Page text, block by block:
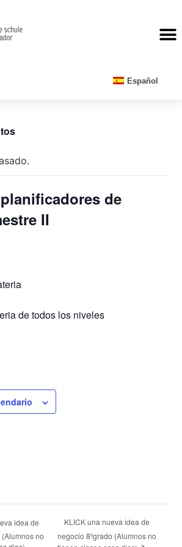
Español
de
II
de todos los niveles
idea de
no
KLICK una nueva idea de
negocio 8ºgrado (Alumnos no